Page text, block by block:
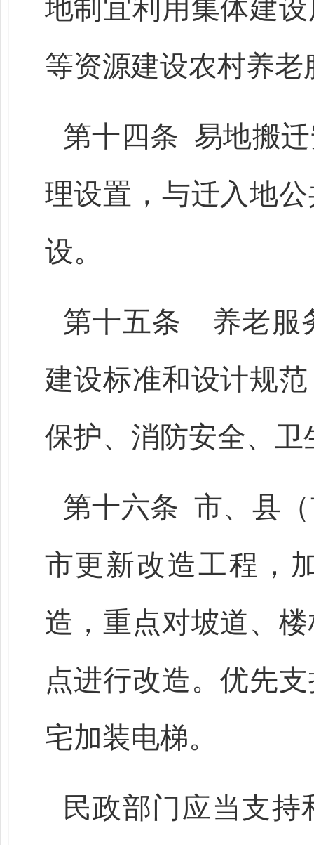
地制宜利用集体建
等资源建设农村养老
第十四条 易地搬
理设置，与迁入地
设。
第十五条 养老服
建设标准和设计规
保护、消防安全、
第十六条 市、县
市更新改造工程，
造，重点对坡道、
点进行改造。优先
宅加装电梯。
民政部门应当支